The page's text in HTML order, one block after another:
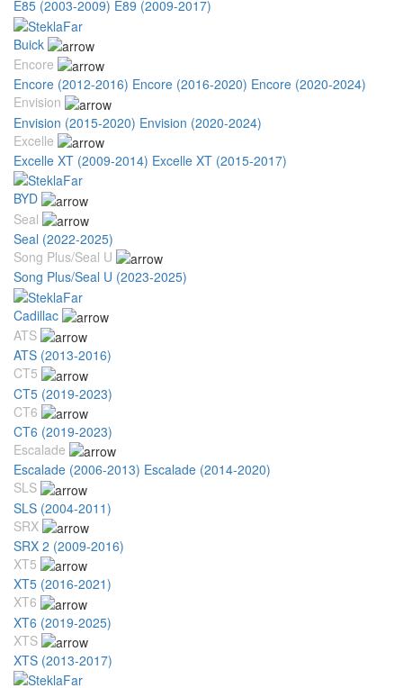
E85 (2003-2009) E89 (2009-2017)
Buick
Encore
Encore (2012-2016) Encore (2016-2020) Encore (2020-2024)
Envision
Envision (2015-2020) Envision (2020-2024)
Excelle
Excelle XT (2009-2014) Excelle XT (2015-2017)
BYD
Seal
Seal (2022-2025)
Song Plus/Seal U
Song Plus/Seal U (2023-2025)
Cadillac
ATS
ATS (2013-2016)
CT5
CT5 (2019-2023)
CT6
CT6 (2019-2023)
Escalade
Escalade (2006-2013) Escalade (2014-2020)
SLS
SLS (2004-2011)
SRX
SRX 2 (2009-2016)
XT5
XT5 (2016-2021)
XT6
XT6 (2019-2025)
XTS
XTS (2013-2017)